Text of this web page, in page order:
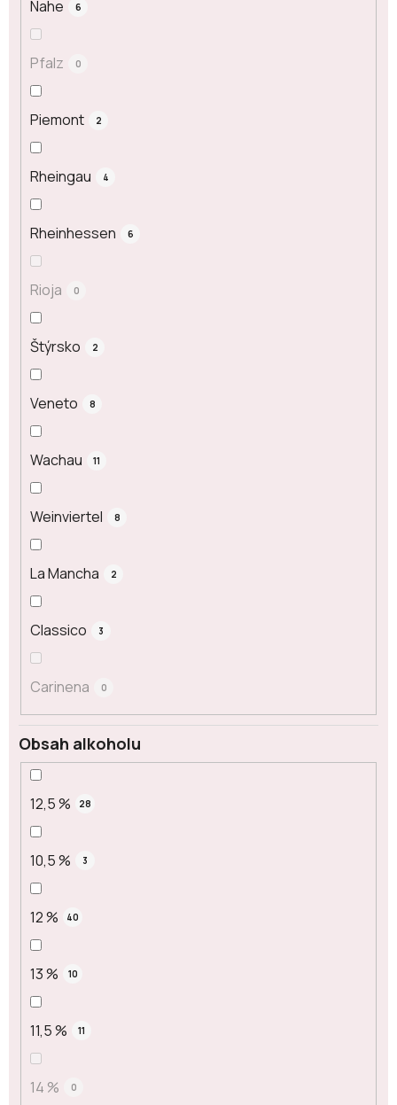
Nahe 6
Pfalz 0
Piemont 2
Rheingau 4
Rheinhessen 6
Rioja 0
Štýrsko 2
Veneto 8
Wachau 11
Weinviertel 8
La Mancha 2
Classico 3
Carinena 0
Obsah alkoholu
12,5 % 28
10,5 % 3
12 % 40
13 % 10
11,5 % 11
14 % 0